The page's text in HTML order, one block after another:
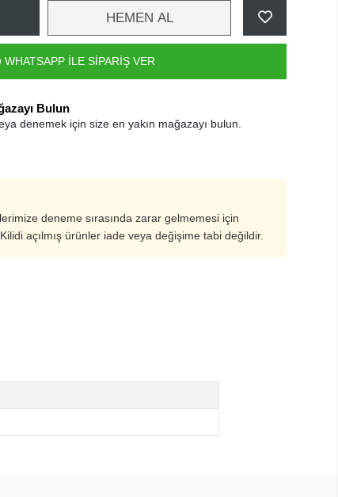
HEMEN AL
WHATSAPP İLE SİPARİŞ VER
Bulun
denemek için size en yakın mağazayı bulun.
deneme sırasında zarar gelmemesi için
açılmış ürünler iade veya değişime tabi değildir.